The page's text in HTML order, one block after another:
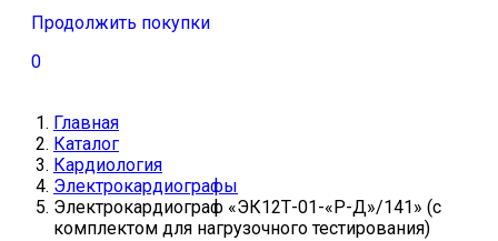
Продолжить покупки
0
Главная
Каталог
Кардиология
Электрокардиографы
Электрокардиограф «ЭК12Т-01-«Р-Д»/141» (с
комплектом для нагрузочного тестирования)